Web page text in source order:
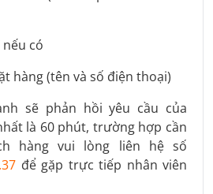
nếu có
hàng (tên và số điện thoại)
sẽ phản hồi yêu cầu của
là 60 phút, trường hợp cần
hàng vui lòng liên hệ số
để gặp trực tiếp nhân viên